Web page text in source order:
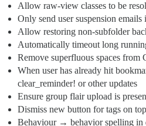
Allow raw-view classes to be
Only send user suspension
Allow restoring non-subfolder
Automatically timeout long
Remove superfluous spaces from
When user has already hit
clear_reminder! or other updates
Ensure group flair upload is
Dismiss new button for tags on top
Behaviour → behavior spelling in